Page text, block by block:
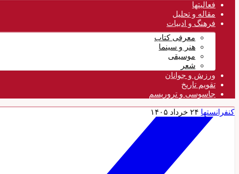
فعالیتها
مقاله و تحلیل
فرهنگ و ادبیات
معرفی کتاب
هنر و سینما
موسیقی
شعر
ورزش و جوانان
تقویم تاريخ
جاسوسی و تروریسم
کنفرانستها ۲۴ خرداد ۱۴۰۵